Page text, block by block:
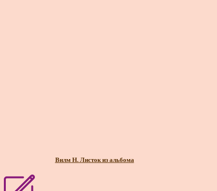
Вилм Н. Листок из альбома